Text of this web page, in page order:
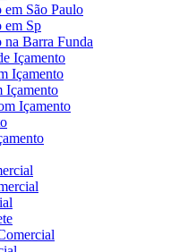
São Paulo
em Sp
Barra Funda
Içamento
Içamento
Içamento
Içamento